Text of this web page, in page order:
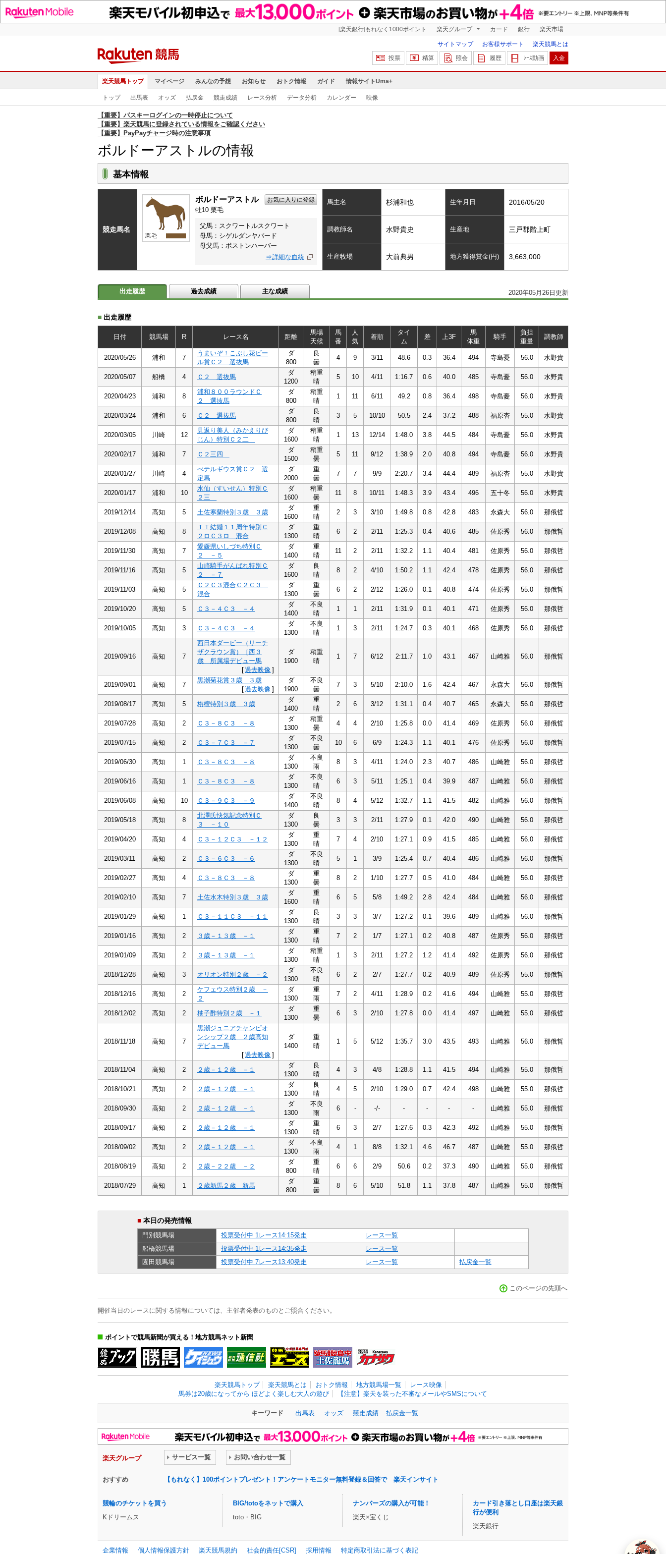
[楽天銀行]もれなく1000ポイント 楽天グループ カード 銀行 楽天市場
サイトマップ お客様サポート
楽天競馬とは
投票
精算 照会 履歴 ﾚｰｽ動画 入金
楽天競馬トップ マイページ みんなの予想 お知らせ おトク情報 ガイド 情報サイトUma+
トップ 出馬表 オッズ 払戻金 競走成績 レース分析 データ分析 カレンダー 映像
【重要】パスキーログインの一時停止について
【重要】楽天競馬に登録されている情報をご確認ください
【重要】PayPayチャージ時の注意事項
ボルドーアストルの情報
基本情報
競走馬名
ボルドーアストル お気に入りに登録
牡10 栗毛
父馬：スクワートルスクワート
母馬：シゲルダンヤバード
母父馬：ボストンハーバー
⇒詳細な血統
馬主名 杉浦和也 生年月日 2016/05/20
調教師名 水野貴史 生産地 三戸郡階上町
生産牧場 大前典男 地方獲得賞金(円) 3,663,000
2020年05月26日更新
出走履歴 過去成績 主な成績
■ 出走履歴
日付 競馬場 R レース名 距離
馬場
天候
馬
番
人
気
着順
タイ
ム
差 上3F
馬
体重
騎手
負担
重量
調教師
2020/05/26 浦和 7
うまいぞ！こぶし花ビー
ル賞Ｃ２ 選抜馬
ダ
800
良
曇
4 9 3/11 48.6 0.3 36.4 494 寺島憂 56.0 水野貴
2020/05/07 船橋 4 Ｃ２ 選抜馬
ダ
1200
稍重
晴
5 10 4/11 1:16.7 0.6 40.0 485 寺島憂 56.0 水野貴
2020/04/23 浦和 8
浦和８００ラウンドＣ
２ 選抜馬
ダ
800
稍重
晴
1 11 6/11 49.2 0.8 36.4 498 寺島憂 56.0 水野貴
2020/03/24 浦和 6 Ｃ２ 選抜馬
ダ
800
良
晴
3 5 10/10 50.5 2.4 37.2 488 福原杏 55.0 水野貴
2020/03/05 川崎 12
見返り美人（みかえりび
じん）特別Ｃ２二
ダ
1600
稍重
晴
1 13 12/14 1:48.0 3.8 44.5 484 寺島憂 56.0 水野貴
2020/02/17 浦和 7 Ｃ２三四
ダ
1500
稍重
曇
5 11 9/12 1:38.9 2.0 40.8 494 寺島憂 56.0 水野貴
2020/01/27 川崎 4
べテルギウス賞Ｃ２ 選
定馬
ダ
2000
重
曇
7 7 9/9 2:20.7 3.4 44.4 489 福原杏 55.0 水野貴
2020/01/17 浦和 10
水仙（すいせん）特別Ｃ
２三
ダ
1600
稍重
曇
11 8 10/11 1:48.3 3.9 43.4 496 五十冬 56.0 水野貴
2019/12/14 高知 5 土佐寒蘭特別３歳 ３歳
ダ
1600
重
晴
2 3 3/10 1:49.8 0.8 42.8 483 永森大 56.0 那俄哲
2019/12/08 高知 8
ＴＴ結婚１１周年特別Ｃ
２ロＣ３ロ 混合
ダ
1300
重
晴
6 2 2/11 1:25.3 0.4 40.6 485 佐原秀 56.0 那俄哲
2019/11/30 高知 7
愛媛県いしづち特別Ｃ
２ －５
ダ
1400
重
晴
11 2 2/11 1:32.2 1.1 40.4 481 佐原秀 56.0 那俄哲
2019/11/16 高知 5
山崎騎手がんばれ特別Ｃ
２ －７
ダ
1600
良
晴
8 2 4/10 1:50.2 1.1 42.4 478 佐原秀 56.0 那俄哲
2019/11/03 高知 5
Ｃ２Ｃ３混合Ｃ２Ｃ３
混合
ダ
1300
重
曇
6 2 2/12 1:26.0 0.1 40.8 474 佐原秀 55.0 那俄哲
2019/10/20 高知 5 Ｃ３－４Ｃ３ －４
ダ
1400
不良
晴
1 1 2/11 1:31.9 0.1 40.1 471 佐原秀 56.0 那俄哲
2019/10/05 高知 3 Ｃ３－４Ｃ３ －４
ダ
1300
不良
晴
1 3 2/11 1:24.7 0.3 40.1 468 佐原秀 56.0 那俄哲
2019/09/16 高知 7
西日本ダービー（リーチ
ザクラウン賞）［西３
歳 所属場デビュー馬
[過去映像 ]
ダ
1900
稍重
晴
1 7 6/12 2:11.7 1.0 43.1 467 山崎雅 56.0 那俄哲
2019/09/01 高知 7
黒潮菊花賞３歳 ３歳
[過去映像 ]
ダ
1900
不良
曇
7 3 5/10 2:10.0 1.6 42.4 467 永森大 56.0 那俄哲
2019/08/17 高知 5 栴檀特別３歳 ３歳
ダ
1400
重
晴
2 6 3/12 1:31.1 0.4 40.7 465 永森大 56.0 那俄哲
2019/07/28 高知 2 Ｃ３－８Ｃ３ －８
ダ
1300
稍重
曇
4 4 2/10 1:25.8 0.0 41.4 469 佐原秀 56.0 那俄哲
2019/07/15 高知 2 Ｃ３－７Ｃ３ －７
ダ
1300
不良
曇
10 6 6/9 1:24.3 1.1 40.1 476 佐原秀 56.0 那俄哲
2019/06/30 高知 1 Ｃ３－８Ｃ３ －８
ダ
1300
不良
雨
8 3 4/11 1:24.0 2.3 40.7 486 山崎雅 56.0 那俄哲
2019/06/16 高知 1 Ｃ３－８Ｃ３ －８
ダ
1300
不良
晴
6 3 5/11 1:25.1 0.4 39.9 487 山崎雅 56.0 那俄哲
2019/06/08 高知 10 Ｃ３－９Ｃ３ －９
ダ
1400
不良
晴
8 4 5/12 1:32.7 1.1 41.5 482 山崎雅 56.0 那俄哲
2019/05/18 高知 8
北澤氏快気記念特別Ｃ
３ －１０
ダ
1300
良
曇
3 3 2/11 1:27.9 0.1 42.0 490 山崎雅 56.0 那俄哲
2019/04/20 高知 4 Ｃ３－１２Ｃ３ －１２
ダ
1300
重
晴
7 4 2/10 1:27.1 0.9 41.5 485 山崎雅 56.0 那俄哲
2019/03/11 高知 2 Ｃ３－６Ｃ３ －６
ダ
1300
不良
晴
5 1 3/9 1:25.4 0.7 40.4 486 山崎雅 56.0 那俄哲
2019/02/27 高知 4 Ｃ３－８Ｃ３ －８
ダ
1300
重
曇
8 2 1/10 1:27.7 0.5 41.0 484 山崎雅 56.0 那俄哲
2019/02/10 高知 7 土佐水木特別３歳 ３歳
ダ
1600
重
晴
6 5 5/8 1:49.2 2.8 42.4 484 山崎雅 56.0 那俄哲
2019/01/29 高知 1 Ｃ３－１１Ｃ３ －１１
ダ
1300
良
晴
3 3 3/7 1:27.2 0.1 39.6 489 山崎雅 56.0 那俄哲
2019/01/16 高知 2 ３歳－１３歳 －１
ダ
1300
重
晴
7 2 1/7 1:27.1 0.2 40.8 487 佐原秀 56.0 那俄哲
2019/01/09 高知 2 ３歳－１３歳 －１
ダ
1300
稍重
晴
1 3 2/11 1:27.2 1.2 41.4 492 佐原秀 56.0 那俄哲
2018/12/28 高知 3 オリオン特別２歳 －２
ダ
1300
不良
晴
6 2 2/7 1:27.7 0.2 40.9 489 佐原秀 55.0 那俄哲
2018/12/16 高知 2
ケフェウス特別２歳 －
２
ダ
1300
重
雨
7 2 4/11 1:28.9 0.2 41.6 494 山崎雅 55.0 那俄哲
2018/12/02 高知 2 柚子酢特別２歳 －１
ダ
1300
重
曇
6 3 2/10 1:27.8 0.0 41.4 497 山崎雅 55.0 那俄哲
2018/11/18 高知 7
黒潮ジュニアチャンピオ
ンシップ２歳 ２歳高知
デビュー馬
[過去映像 ]
ダ
1400
重
晴
1 5 5/12 1:35.7 3.0 43.5 493 山崎雅 56.0 那俄哲
2018/11/04 高知 2 ２歳－１２歳 －１
ダ
1300
良
晴
4 3 4/8 1:28.8 1.1 41.5 494 山崎雅 55.0 那俄哲
2018/10/21 高知 2 ２歳－１２歳 －１
ダ
1300
良
晴
4 5 2/10 1:29.0 0.7 42.4 498 山崎雅 55.0 那俄哲
2018/09/30 高知 2 ２歳－１２歳 －１
ダ
1300
不良
雨
6 - -/- - - - - 山崎雅 55.0 那俄哲
2018/09/17 高知 2 ２歳－１２歳 －１
ダ
1300
重
晴
6 3 2/7 1:27.6 0.3 42.3 492 山崎雅 55.0 那俄哲
2018/09/02 高知 2 ２歳－１２歳 －１
ダ
1300
不良
雨
4 1 8/8 1:32.1 4.6 46.7 487 山崎雅 55.0 那俄哲
2018/08/19 高知 2 ２歳－２２歳 －２
ダ
800
重
晴
6 6 2/9 50.6 0.2 37.3 490 山崎雅 55.0 那俄哲
2018/07/29 高知 1 ２歳新馬２歳 新馬
ダ
800
重
曇
8 6 5/10 51.8 1.1 37.8 487 山崎雅 55.0 那俄哲
■ 本日の発売情報
門別競馬場 投票受付中 1レース14:15発走
レース一覧
船橋競馬場 投票受付中 1レース14:35発走
レース一覧
園田競馬場 投票受付中 7レース13:40発走 レース一覧 払戻金一覧
このページの先頭へ
開催当日のレースに関する情報については、主催者発表のものとご照合ください。
ポイントで競馬新聞が買える！地方競馬ネット新聞
楽天競馬トップ 楽天競馬とは おトク情報 地方競馬場一覧
レース映像
馬券は20歳になってから ほどよく楽しむ大人の遊び
【注意】楽天を装った不審なメールやSMSについて
キーワード 出馬表 オッズ 競走成績 払戻金一覧
楽天グループ サービス一覧 お問い合わせ一覧
おすすめ 【もれなく】100ポイントプレゼント！アンケートモニター無料登録＆回答で 楽天インサイト
競輪のチケットを買う
Kドリームス
BIG/totoをネットで購入
toto・BIG
ナンバーズの購入が可能！
楽天×宝くじ
カード引き落とし口座は楽天銀
行が便利
楽天銀行
企業情報 個人情報保護方針 楽天競馬規約 社会的責任[CSR] 採用情報 特定商取引法に基づく表記